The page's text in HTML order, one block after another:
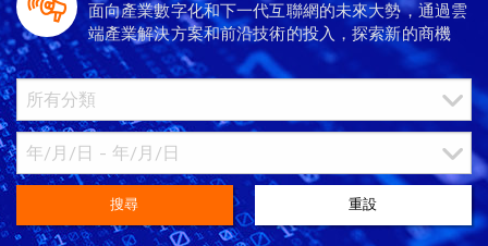
面向產業數字化和下一代互聯網的未來大勢，通過雲
端產業解決方案和前沿技術的投入，探索新的商機
搜尋 重設